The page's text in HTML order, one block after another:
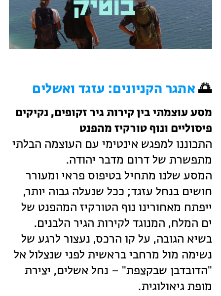
🌅 אתגר הקניונים: עזגד ואשלים
מסע עוצמתי בין קירות גיר זקופים, נקיקים
פיסוליים ונוף טורקיז מהפנט
התכוננו למפגש אינטימי עם העוצמה הבלתי
מתפשרת של דרום מדבר יהודה.
המסע שלנו מתחיל בטיפוס פראי ומעורר
חושים בנחל עזגד; ככל שנעלה גבוה יותר,
ייפתח מאחורינו נוף הטורקיז המהפנט של
ים המלח, המנוגד לקירות הגיר הלבנים.
בשיא הגובה, על קו הרכס, נעצור לרגע של
נשימה מול מרחבי בראשית לפני שנצלול אל
"הדובדבן שבקצפת" – נחל אשלים, יצירת
מופת גיאולוגית.